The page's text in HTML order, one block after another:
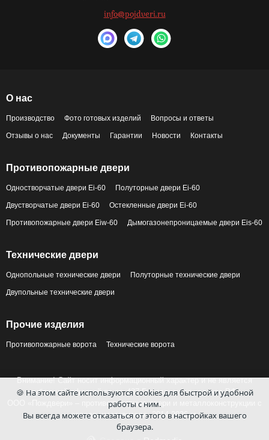
info@pojdveri.ru
О нас
Производство Фото готовых изделий Вопросы и ответы
Отзывы о нас Документы Гарантии Новости Контакты
Противопожарные двери
Одностворчатые двери Ei-60 Полуторные двери Ei-60
Двустворчатые двери Ei-60 Остекленные двери Ei-60
Противопожарные двери Eiw-60 Дымогазонепроницаемые двери Eis-60
Технические двери
Однопольные технические двери Полуторные технические двери
Двупольные технические двери
Прочие изделия
Противопожарные ворота Технические ворота
Внимание! Сайт носит информационный характер и не является
публичной офертой по ст. 437 Гражданского кодекса РФ.
ООО «Пождвери» – противопожарные двери и металлоконструкции с
завода-изготовителя, 2014-2026 гг.
🍪 На этом сайте используются cookies для быстрой и удобной
работы с ним.
Вы всегда можете отказаться от этого в настройках вашего
браузера.